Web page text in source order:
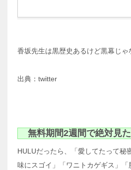
香坂先生は黒歴史あるけど黒幕じゃ
出典：twitter
無料期間2週間で絶対見
HULUだったら、「愛してたって秘
味にスゴイ」「ワニトカゲギス」